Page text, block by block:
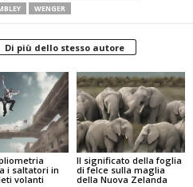
WENGER
Di più dello stesso autore
i saltatori in
volanti
Il significato della foglia
di felce sulla maglia
della Nuova Zelanda